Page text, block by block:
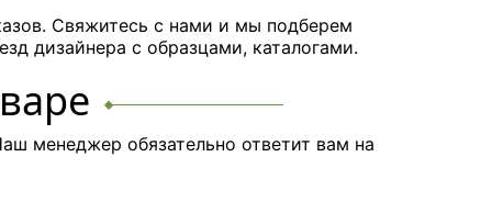
Свяжитесь с нами и мы подберем
дизайнера с образцами, каталогами.
менеджер обязательно ответит вам на